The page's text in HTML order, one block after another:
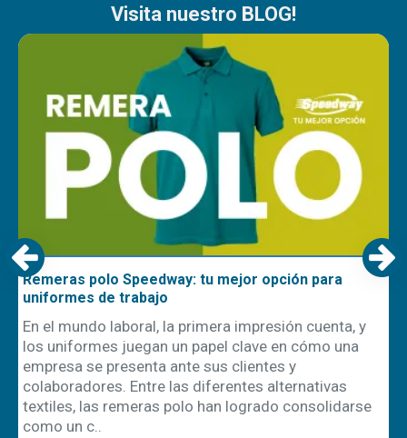
Visita nuestro BLOG!
Remeras polo Speedway: tu mejor opción para
uniformes de trabajo
En el mundo laboral, la primera impresión cuenta, y
los uniformes juegan un papel clave en cómo una
empresa se presenta ante sus clientes y
colaboradores. Entre las diferentes alternativas
textiles, las remeras polo han logrado consolidarse
como un c..